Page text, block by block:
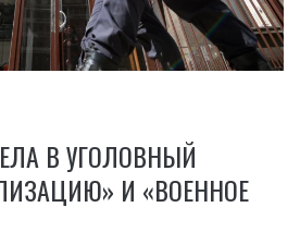
В УГОЛОВНЫЙ
И «ВОЕННОЕ